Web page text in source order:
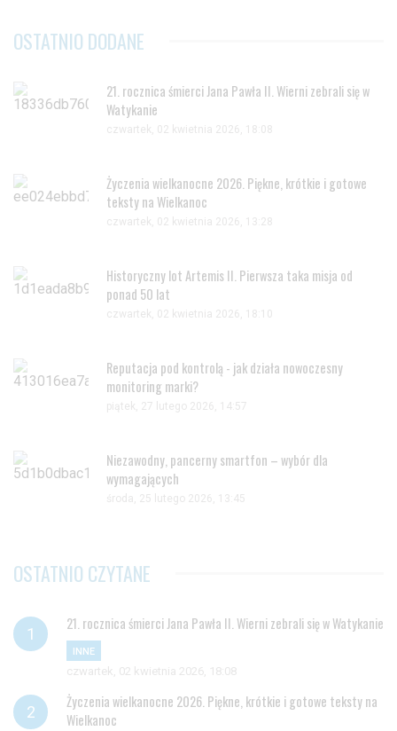
OSTATNIO DODANE
21. rocznica śmierci Jana Pawła II. Wierni zebrali się w
Watykanie
czwartek, 02 kwietnia 2026, 18:08
Życzenia wielkanocne 2026. Piękne, krótkie i gotowe
teksty na Wielkanoc
czwartek, 02 kwietnia 2026, 13:28
Historyczny lot Artemis II. Pierwsza taka misja od
ponad 50 lat
czwartek, 02 kwietnia 2026, 18:10
Reputacja pod kontrolą - jak działa nowoczesny
monitoring marki?
piątek, 27 lutego 2026, 14:57
Niezawodny, pancerny smartfon – wybór dla
wymagających
środa, 25 lutego 2026, 13:45
OSTATNIO CZYTANE
21. rocznica śmierci Jana Pawła II. Wierni zebrali się w Watykanie
INNE
czwartek, 02 kwietnia 2026, 18:08
Życzenia wielkanocne 2026. Piękne, krótkie i gotowe teksty na
Wielkanoc